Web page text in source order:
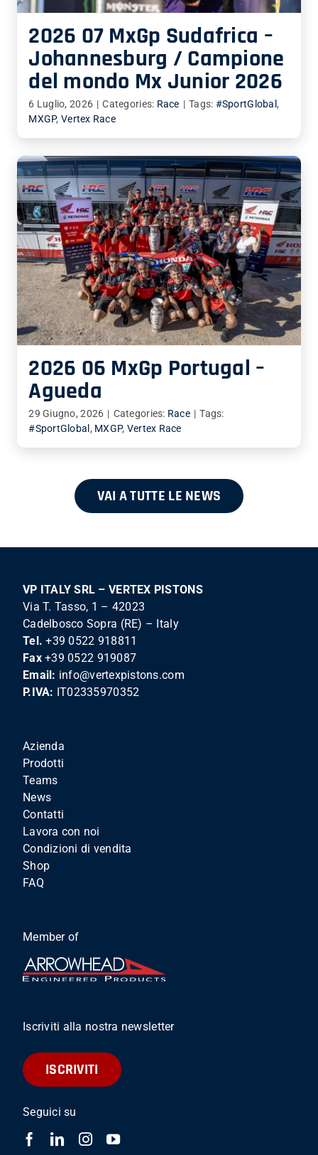
2026 07 MxGp Sudafrica –
Johannesburg / Campione
del mondo Mx Junior 2026
6 Luglio, 2026 | Categories: Race | Tags: #SportGlobal ,
MXGP, Vertex Race
2026 06 MxGp Portugal –
Agueda
29 Giugno, 2026 | Categories: Race | Tags:
#SportGlobal , MXGP, Vertex Race
VAI A TUTTE LE NEWS
VP ITALY SRL – VERTEX PISTONS
Via T. Tasso, 1 – 42023
Cadelbosco Sopra (RE) – Italy
Tel. +39 0522 918811
Fax +39 0522 919087
Email: info@vertexpistons.com
P.IVA: IT02335970352
Azienda
Prodotti
Teams
News
Contatti
Lavora con noi
Condizioni di vendita
Shop
FAQ
Member of
Iscriviti alla nostra newsletter
ISCRIVITI
Seguici su